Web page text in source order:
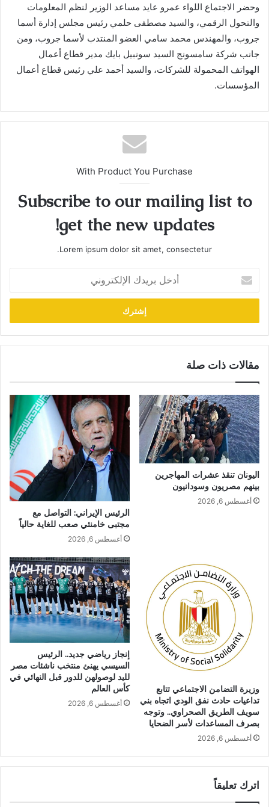
وحضر الاجتماع اللواء عمرو عايد مساعد الوزير لنظم المعلومات
والتحول الرقمي، والسيد مصطفى حلمي رئيس مجلس إدارة أسما
جروب، والمهندس محمد سامي العضو المنتدب لأسما جروب، ومن
جانب شركة سامسونج السيد سونبيل بايك مدير قطاع أعمال
الهواتف المحمولة للشركات، والسيد أحمد علي رئيس قطاع أعمال
المؤسسات.
With Product You Purchase
Subscribe to our mailing list to
get the new updates!
Lorem ipsum dolor sit amet, consectetur.
بريدك
الإلكتروني
مقالات ذات صلة
اليونان تنقذ عشرات المهاجرين
بينهم مصريون وسودانيون
أغسطس 6, 2026
الرئيس الإيراني: التواصل مع
مجتبى خامنئي صعب للغاية حالياً
أغسطس 6, 2026
وزيرة التضامن الاجتماعي تتابع
تداعيات حادث نفق الودي اتجاه بني
سويف الطريق الصحراوي.. وتوجه
بصرف المساعدات لأسر الضحايا
أغسطس 6, 2026
إنجاز رياضي جديد.. الرئيس
السيسي يهنئ منتخب ناشئات مصر
لليد لوصولهن للدور قبل النهائي في
كأس العالم
أغسطس 6, 2026
اترك تعليقاً